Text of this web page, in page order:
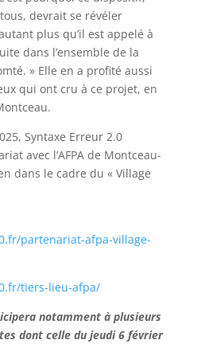
devrait se révéler
plus qu’il est appelé à
dans l’ensemble de la
» Elle en a profité aussi
qui ont cru à ce projet, en
Syntaxe Erreur 2.0
avec l’AFPA de Montceau-
dans le cadre du « Village
partenariat-afpa-village-
tiers-lieu-afpa/
notamment à plusieurs
dont celle du jeudi 6 février